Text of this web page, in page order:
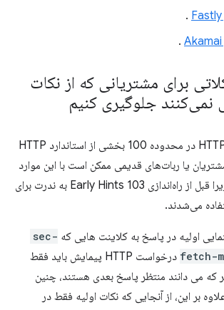
.
.
برای مشتریانی که از نکات
نمی‌کنند جلوگیری کنیم
پاسخ‌های اطلاعاتی HTTP در محدوده 100 بخشی از استاندارد HTTP
یا ربات‌های قدیمی ممکن است با این موارد
مشکل داشته باشند زیرا قبل از راه‌اندازی 103 Early Hints به ندرت برای
می‌شدند.
sec-
fetch-
درخواست HTTP پیمایش باید فقط
که می دانند منتظر پاسخ بعدی هستند، چنین
بر این، از آنجایی که نکات اولیه فقط در